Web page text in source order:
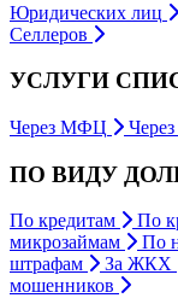
Юридических лиц
Селлеров
УСЛУГИ
Через МФЦ
ПО ВИДУ
По кредитам По
микрозаймам
По
штрафам
За ЖКХ
мошенников